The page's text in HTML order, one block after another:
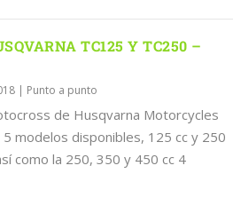
TC125 Y TC250 –
| Punto a punto
de Husqvarna Motorcycles
modelos disponibles, 125 cc y 250
como la 250, 350 y 450 cc 4